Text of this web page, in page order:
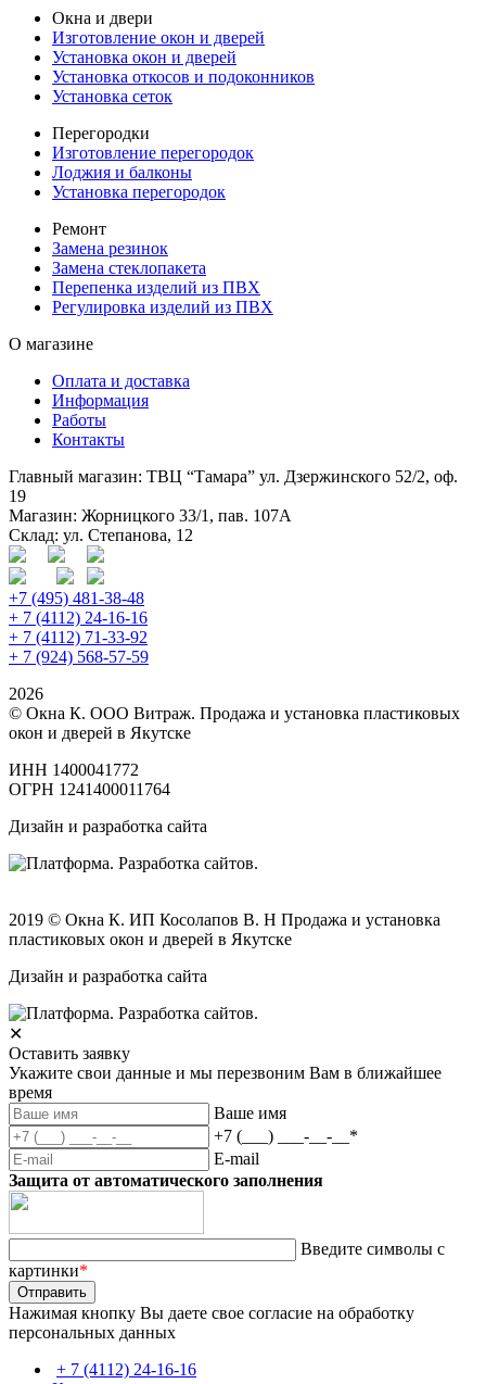
Окна и двери
Изготовление окон и дверей
Установка окон и дверей
Установка откосов и подоконников
Установка сеток
Перегородки
Изготовление перегородок
Лоджия и балконы
Установка перегородок
Ремонт
Замена резинок
Замена стеклопакета
Перепенка изделий из ПВХ
Регулировка изделий из ПВХ
О магазине
Оплата и доставка
Информация
Работы
Контакты
Главный магазин: ТВЦ “Тамара” ул. Дзержинского 52/2, оф.
19
Магазин: Жорницкого 33/1, пав. 107А
Склад: ул. Степанова, 12
+7 (495) 481-38-48
+ 7 (4112) 24-16-16
+ 7 (4112) 71-33-92
+ 7 (924) 568-57-59
2026
© Окна К. ООО Витраж. Продажа и установка пластиковых
окон и дверей в Якутске
ИНН 1400041772
ОГРН 1241400011764
Дизайн и разработка сайта
2019 © Окна К. ИП Косолапов В. Н Продажа и установка
пластиковых окон и дверей в Якутске
Дизайн и разработка сайта
✕
Оставить заявку
Укажите свои данные и мы перезвоним Вам в ближайшее
время
Ваше имя
+7 (___) ___-__-__ *
E-mail
Защита от автоматического заполнения
Введите символы с
картинки*
Нажимая кнопку Вы даете свое согласие на обработку
персональных данных
+ 7 (4112) 24-16-16